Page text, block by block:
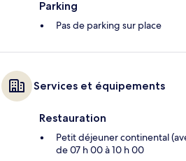
Parking
Pas de parking sur place
Services et équipements
Restauration
Petit déjeuner continental
de 07 h 00 à 10 h 00